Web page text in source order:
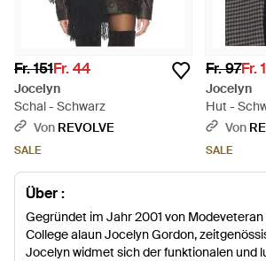
Fr. 151Fr. 44
Jocelyn
Schal - Schwarz
Von REVOLVE
SALE
Fr. 97Fr.
Jocelyn
Hut -
Von
SALE
Über :
Gegründet im Jahr 2001 von Modeveteran
College alaun Jocelyn Gordon,
Jocelyn widmet sich der funktionalen und